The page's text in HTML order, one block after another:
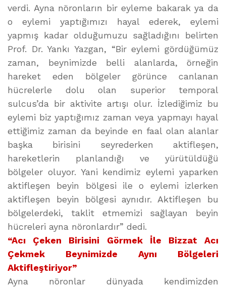
verdi. Ayna nöronların bir eyleme bakarak ya da
o eylemi yaptığımızı hayal ederek, eylemi
yapmış kadar olduğumuzu sağladığını belirten
Prof. Dr. Yankı Yazgan, “Bir eylemi gördüğümüz
zaman, beynimizde belli alanlarda, örneğin
hareket eden bölgeler görünce canlanan
hücrelerle dolu olan superior temporal
sulcus’da bir aktivite artışı olur. İzlediğimiz bu
eylemi biz yaptığımız zaman veya yapmayı hayal
ettiğimiz zaman da beyinde en faal olan alanlar
başka birisini seyrederken aktifleşen,
hareketlerin planlandığı ve yürütüldüğü
bölgeler oluyor. Yani kendimiz eylemi yaparken
aktifleşen beyin bölgesi ile o eylemi izlerken
aktifleşen beyin bölgesi aynıdır. Aktifleşen bu
bölgelerdeki, taklit etmemizi sağlayan beyin
hücreleri ayna nöronlardır” dedi.
“Acı Çeken Birisini Görmek İle Bizzat Acı
Çekmek Beynimizde Aynı Bölgeleri
Aktifleştiriyor”
Ayna nöronlar dünyada kendimizden